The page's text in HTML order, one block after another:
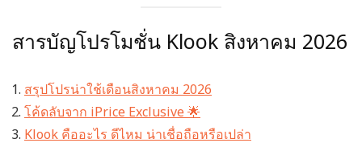
สารบัญโปรโมชั่น Klook สิงหาคม 2026
สรุปโปรน่าใช้เดือนสิงหาคม 2026
โค้ดลับจาก iPrice Exclusive 🌟
Klook คืออะไร ดีไหม น่าเชื่อถือหรือเปล่า